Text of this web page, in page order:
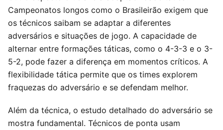
Campeonatos longos como o Brasileirão exigem que
os técnicos saibam se adaptar a diferentes
adversários e situações de jogo. A capacidade de
alternar entre formações táticas, como o 4-3-3 e o 3-
5-2, pode fazer a diferença em momentos críticos. A
flexibilidade tática permite que os times explorem
fraquezas do adversário e se defendam melhor.
Além da técnica, o estudo detalhado do adversário se
mostra fundamental. Técnicos de ponta usam